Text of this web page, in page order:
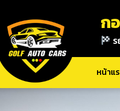
ก
หน้าแ
หน้าแรก รถทั้งหมด